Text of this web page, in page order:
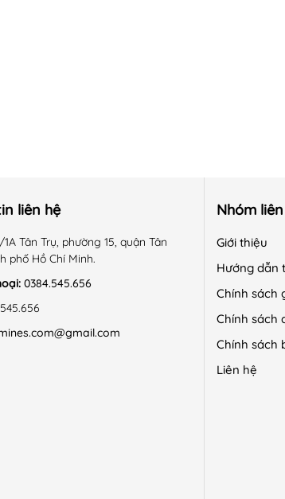
gặp vấn đề về sản phẩm.
cảnh. Mặc đi học, đi chơi, đi tiệc đều được
liên hệ
1A Tân Trụ, phường 15, quận Tân
phố Hồ Chí Minh.
0384.545.656
Nhóm
Giới thiệu
Hướng dẫn
Chính sách
Chính sách
Chính sách
Liên hệ